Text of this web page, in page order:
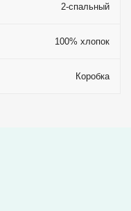
2-спальный
100% хлопок
Коробка